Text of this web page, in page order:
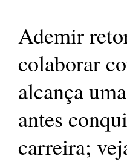
Ademir
colaborar
alcança
antes
carreira;